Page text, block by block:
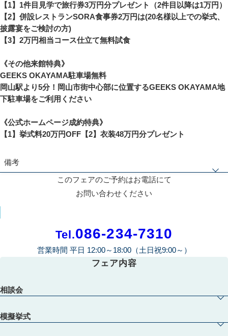
【1】1件目見学で旅行券3万円分プレゼント（2件目以降は1万円）
【2】併設レストランSORA食事券2万円は(20名様以上での挙式、
披露宴をご検討の方)
【3】2万円相当コース仕立て無料試食
《その他来館特典》
GEEKS OKAYAMA駐車場無料
岡山駅より5分！岡山市街中心部に位置するGEEKS OKAYAMA地
下駐車場をご利用ください
《公式ホームページ成約特典》
【1】挙式料20万円OFF【2】衣装48万円分プレゼント
備考
※《成約特典》人数・日程で適用制限有。その他、特典プラン併用不可
このフェアのご予約はお電話にて
お問い合わせください
Tel.086-234-7310
営業時間 平日 12:00～18:00（土日祝9:00～）
フェア内容
相談会
模擬挙式